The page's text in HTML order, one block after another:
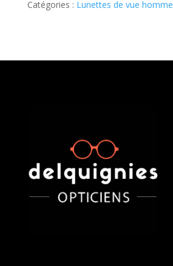
Catégories : Lunettes de vue homme